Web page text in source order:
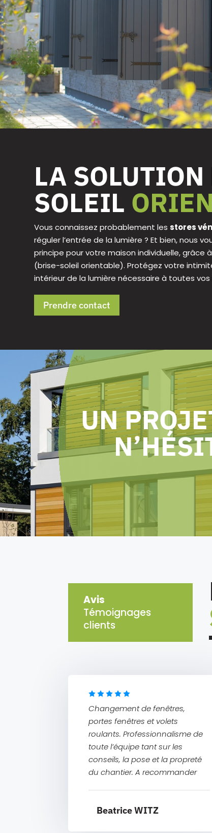
LA
SOLEIL
Vous connaissez probablement lesstores
réguler l’entrée de la lumière ? Et bien, nous
principe pour votre maison individuelle, grâce
(brise-soleil orientable). Protégez votre
intérieur de la lumière nécessaire à toutes
Prendre contact
UN
Avis
Témoignages
clients
Changement de fenêtres,
portes fenêtres et volets
roulants. Professionnalisme de
toute l’équipe tant sur les
conseils, la pose et la propreté
du chantier. A recommander
Beatrice WITZ